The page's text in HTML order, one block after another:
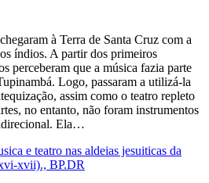
à Terra de Santa Cruz com a
índios. A partir dos primeiros
perceberam que a música fazia parte
Logo, passaram a utilizá-la
assim como o teatro repleto
no entanto, não foram instrumentos
Ela…
e teatro nas aldeias jesuiticas da
xvii)., BP.DR